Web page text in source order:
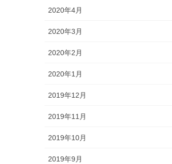
2020年4月
2020年3月
2020年2月
2020年1月
2019年12月
2019年11月
2019年10月
2019年9月